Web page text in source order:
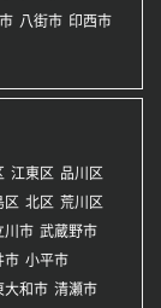
八街市 印西市
江東区 品川区
区 北区 荒川区
川市 武蔵野市
市 小平市
大和市 清瀬市